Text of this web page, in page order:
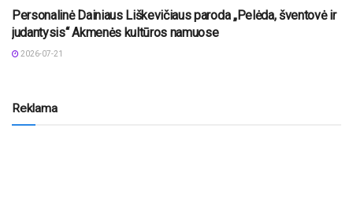
Personalinė Dainiaus Liškevičiaus paroda „Pelėda, šventovė ir
judantysis“ Akmenės kultūros namuose
2026-07-21
Reklama